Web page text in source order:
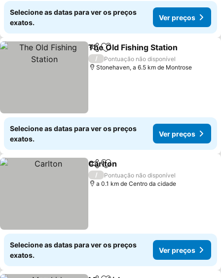
Selecione as datas para ver os preços
exatos.
Ver preços
PartilharAdicionar aos favoritos
The Old Fishing Station
/
Pontuação não disponível
Stonehaven, a 6.5 km de Montrose
Selecione as datas para ver os preços
exatos.
Ver preços
PartilharAdicionar aos favoritos
Carlton
/
Pontuação não disponível
a 0.1 km de Centro da cidade
Selecione as datas para ver os preços
exatos.
Ver preços